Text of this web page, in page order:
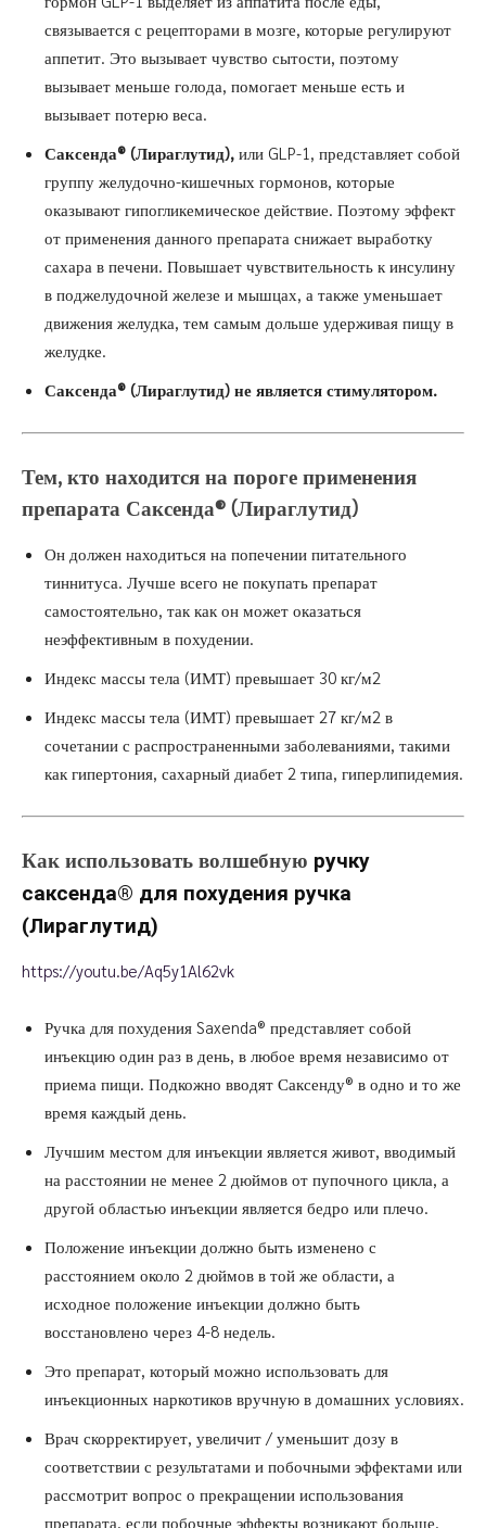
связывается с рецепторами в мозге, которые регулируют
аппетит. Это вызывает чувство сытости, поэтому
вызывает меньше голода, помогает меньше есть и
вызывает потерю веса.
Саксенда® (Лираглутид), или GLP-1, представляет собой
группу желудочно-кишечных гормонов, которые
оказывают гипогликемическое действие. Поэтому эффект
от применения данного препарата снижает выработку
сахара в печени. Повышает чувствительность к инсулину
в поджелудочной железе и мышцах, а также уменьшает
движения желудка, тем самым дольше удерживая пищу в
желудке.
Саксенда® (Лираглутид) не является стимулятором.
Тем, кто находится на пороге применения
препарата Саксенда® (Лираглутид)
Он должен находиться на попечении питательного
тиннитуса. Лучше всего не покупать препарат
самостоятельно, так как он может оказаться
неэффективным в похудении.
Индекс массы тела (ИМТ) превышает 30 кг/м2
Индекс массы тела (ИМТ) превышает 27 кг/м2 в
сочетании с распространенными заболеваниями, такими
как гипертония, сахарный диабет 2 типа, гиперлипидемия.
Как использовать волшебную ручку
саксенда® для похудения ручка
(Лираглутид)
https://youtu.be/Aq5y1Al62vk
Ручка для похудения Saxenda® представляет собой
инъекцию один раз в день, в любое время независимо от
приема пищи. Подкожно вводят Саксенду® в одно и то же
время каждый день.
Лучшим местом для инъекции является живот, вводимый
на расстоянии не менее 2 дюймов от пупочного цикла, а
другой областью инъекции является бедро или плечо.
Положение инъекции должно быть изменено с
расстоянием около 2 дюймов в той же области, а
исходное положение инъекции должно быть
восстановлено через 4-8 недель.
Это препарат, который можно использовать для
инъекционных наркотиков вручную в домашних условиях.
Врач скорректирует, увеличит / уменьшит дозу в
соответствии с результатами и побочными эффектами или
рассмотрит вопрос о прекращении использования
препарата, если побочные эффекты возникают больше,